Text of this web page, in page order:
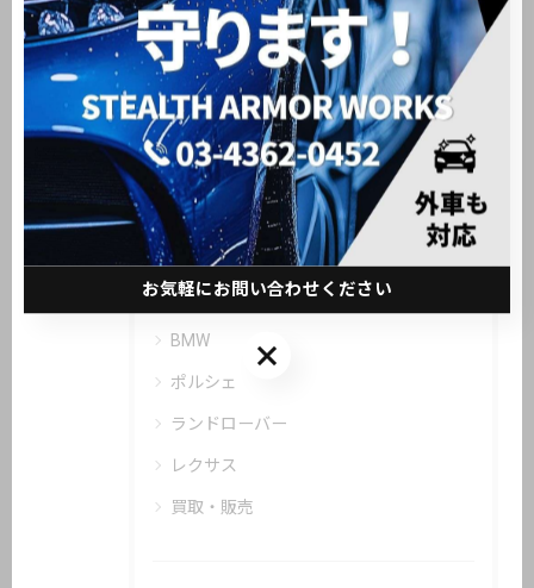
#大田区 #洗車 #新車販売
#中古車販売
カテゴリー Categories
全てのカテゴリー
メルセデス・ベンツ
BMW
ポルシェ
ランドローバー
レクサス
買取・販売
お気軽にお問い合わせください
お気軽にお問い合わせください